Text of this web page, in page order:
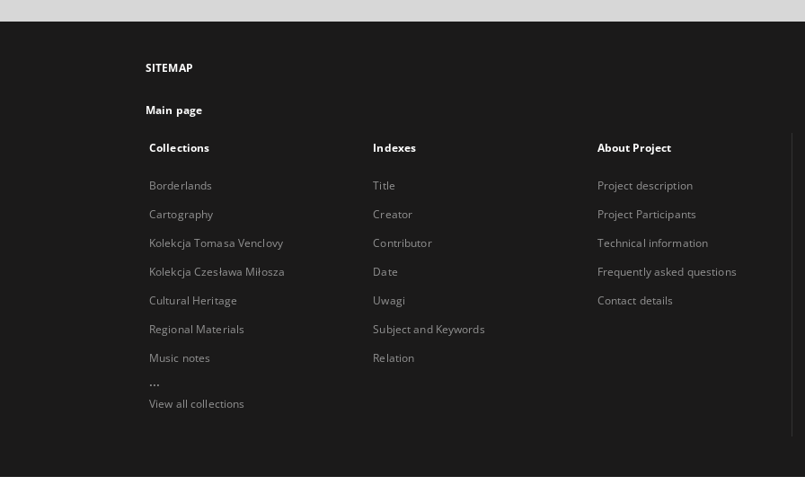
SITEMAP
Main page
Collections
Borderlands
Cartography
Kolekcja Tomasa Venclovy
Kolekcja Czesława Miłosza
Cultural Heritage
Regional Materials
Music notes
...
View all collections
Indexes
Title
Creator
Contributor
Date
Uwagi
Subject and Keywords
Relation
About Project
Project description
Project Participants
Technical information
Frequently asked questions
Contact details